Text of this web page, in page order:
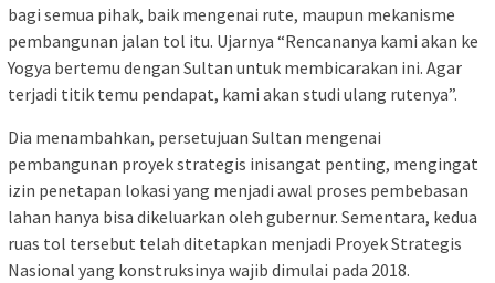
bagi semua pihak, baik mengenai rute, maupun mekanisme
pembangunan jalan tol itu. Ujarnya “Rencananya kami akan ke
Yogya bertemu dengan Sultan untuk membicarakan ini. Agar
terjadi titik temu pendapat, kami akan studi ulang rutenya”.
Dia menambahkan, persetujuan Sultan mengenai
pembangunan proyek strategis inisangat penting, mengingat
izin penetapan lokasi yang menjadi awal proses pembebasan
lahan hanya bisa dikeluarkan oleh gubernur. Sementara, kedua
ruas tol tersebut telah ditetapkan menjadi Proyek Strategis
Nasional yang konstruksinya wajib dimulai pada 2018.